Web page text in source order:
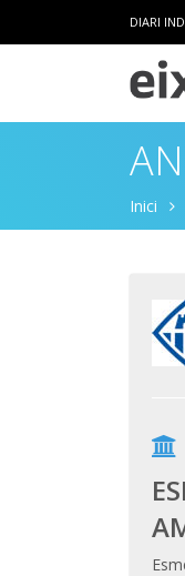
DIARI
Inici